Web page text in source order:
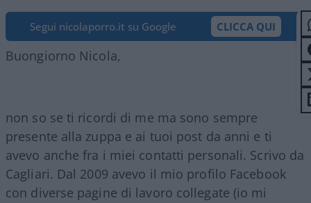
Segui nicolaporro.it su Google CLICCA QUI
Buongiorno Nicola,
non so se ti ricordi di me ma sono sempre
presente alla zuppa e ai tuoi post da anni e ti
avevo anche fra i miei contatti personali. Scrivo da
Cagliari. Dal 2009 avevo il mio profilo Facebook
con diverse pagine di lavoro collegate (io mi